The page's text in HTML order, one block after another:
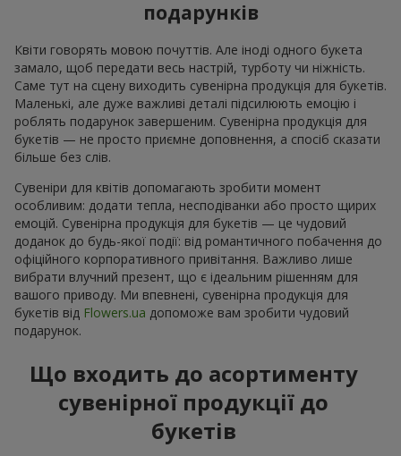
подарунків
Квіти говорять мовою почуттів. Але іноді одного букета
замало, щоб передати весь настрій, турботу чи ніжність.
Саме тут на сцену виходить сувенірна продукція для букетів.
Маленькі, але дуже важливі деталі підсилюють емоцію і
роблять подарунок завершеним. Сувенірна продукція для
букетів — не просто приємне доповнення, а спосіб сказати
більше без слів.
Сувеніри для квітів допомагають зробити момент
особливим: додати тепла, несподіванки або просто щирих
емоцій. Сувенірна продукція для букетів — це чудовий
доданок до будь-якої події: від романтичного побачення до
офіційного корпоративного привітання. Важливо лише
вибрати влучний презент, що є ідеальним рішенням для
вашого приводу. Ми впевнені, сувенірна продукція для
букетів від Flowers.ua допоможе вам зробити чудовий
подарунок.
Що входить до асортименту
сувенірної продукції до
букетів